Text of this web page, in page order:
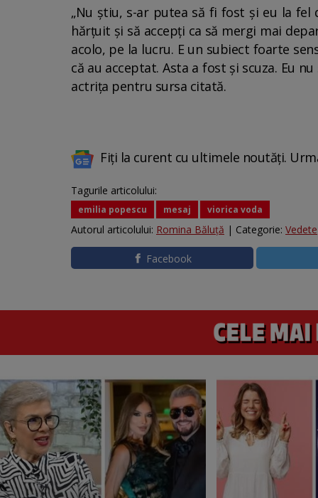
„Nu știu, s-ar putea să fi fost și eu la fel
hărțuit și să accepți ca să mergi mai
acolo, pe la lucru. E un subiect foarte
că au acceptat. Asta a fost și scuza. Eu
actrița pentru sursa citată.
Fiți la curent cu ultimele noutăți.
Tagurile articolului:
emilia popescu mesaj viorica voda
Autorul articolului: Romina Băluță | Categorie: Vedete
Facebook